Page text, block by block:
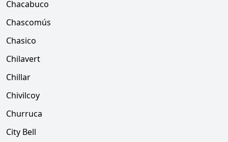
Chacabuco
Chascomús
Chasico
Chilavert
Chillar
Chivilcoy
Churruca
City Bell